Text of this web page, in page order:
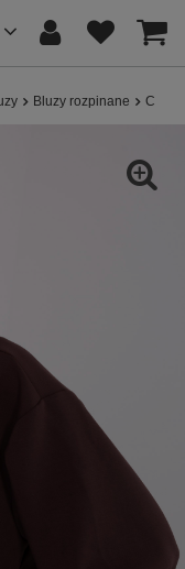
Bluzy rozpinane